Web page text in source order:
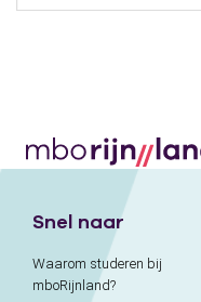
Snel naar
Waarom studeren bij
mboRijnland?